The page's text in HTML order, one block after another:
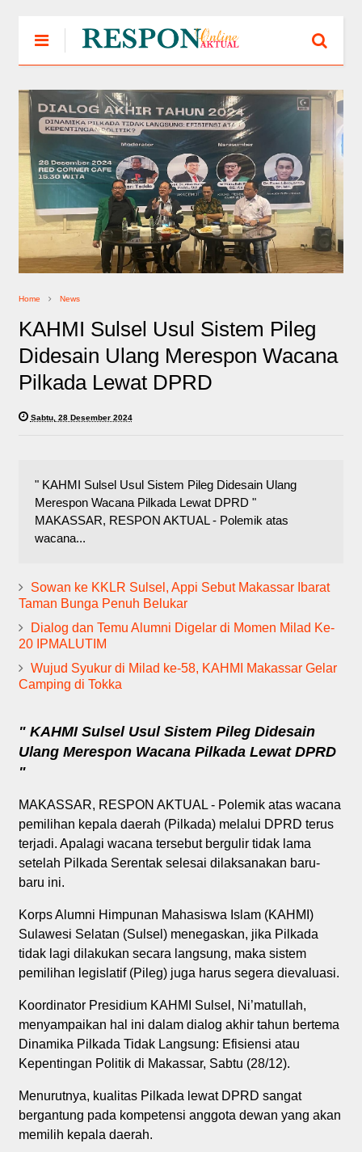
Home News
KAHMI Sulsel Usul Sistem Pileg
Didesain Ulang Merespon Wacana
Pilkada Lewat DPRD
Sabtu, 28 Desember 2024
" KAHMI Sulsel Usul Sistem Pileg Didesain Ulang
Merespon Wacana Pilkada Lewat DPRD "
MAKASSAR, RESPON AKTUAL - Polemik atas
wacana...
Sowan ke KKLR Sulsel, Appi Sebut Makassar Ibarat
Taman Bunga Penuh Belukar
Dialog dan Temu Alumni Digelar di Momen Milad Ke-
20 IPMALUTIM
Wujud Syukur di Milad ke-58, KAHMI Makassar Gelar
Camping di Tokka
" KAHMI Sulsel Usul Sistem Pileg Didesain
Ulang Merespon Wacana Pilkada Lewat DPRD
"
MAKASSAR, RESPON AKTUAL - Polemik atas wacana
pemilihan kepala daerah (Pilkada) melalui DPRD terus
terjadi. Apalagi wacana tersebut bergulir tidak lama
setelah Pilkada Serentak selesai dilaksanakan baru-
baru ini.
Korps Alumni Himpunan Mahasiswa Islam (KAHMI)
Sulawesi Selatan (Sulsel) menegaskan, jika Pilkada
tidak lagi dilakukan secara langsung, maka sistem
pemilihan legislatif (Pileg) juga harus segera dievaluasi.
Koordinator Presidium KAHMI Sulsel, Ni’matullah,
menyampaikan hal ini dalam dialog akhir tahun bertema
Dinamika Pilkada Tidak Langsung: Efisiensi atau
Kepentingan Politik di Makassar, Sabtu (28/12).
Menurutnya, kualitas Pilkada lewat DPRD sangat
bergantung pada kompetensi anggota dewan yang akan
memilih kepala daerah.